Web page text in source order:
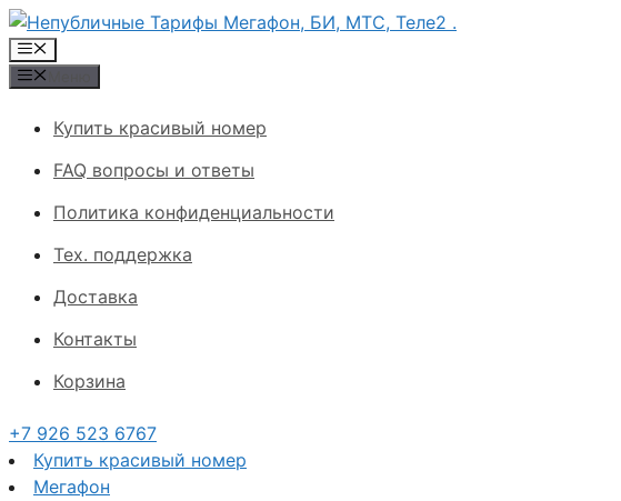
Перейти
содержимому
Меню
Купить красивый номер
FAQ вопросы и ответы
Политика конфиденциальности
Тех. поддержка
Доставка
Контакты
Корзина
+7 926 523 6767
Купить красивый номер
Мегафон